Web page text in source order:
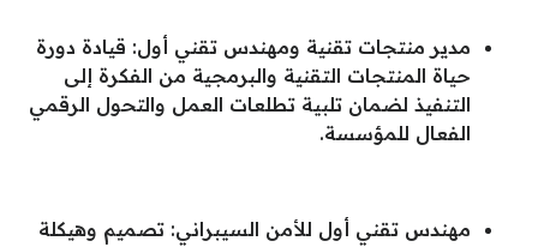
مدير منتجات تقنية ومهندس تقني أول: قيادة دورة
حياة المنتجات التقنية والبرمجية من الفكرة إلى
التنفيذ لضمان تلبية تطلعات العمل والتحول الرقمي
الفعال للمؤسسة.
مهندس تقني أول للأمن السيبراني: تصميم وهيكلة